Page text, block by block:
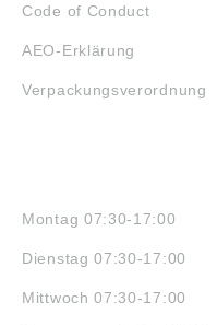
Code of Conduct
AEO-Erklärung
Verpackungsverordnung
Montag 07:30-17:00
Dienstag 07:30-17:00
Mittwoch 07:30-17:00